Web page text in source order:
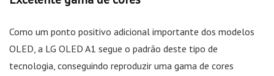
Como um ponto positivo adicional importante dos modelos
OLED, a LG OLED A1 segue o padrão deste tipo de
tecnologia, conseguindo reproduzir uma gama de cores